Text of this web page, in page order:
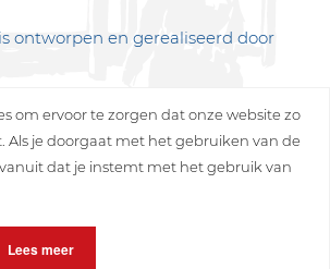
ontworpen en gerealiseerd door
om ervoor te zorgen dat onze website zo
Als je doorgaat met het gebruiken van de
dat je instemt met het gebruik van
Lees meer